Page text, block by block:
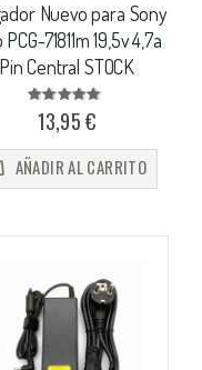
Nuevo para Sony
71811m 19,5v 4,7a
Pin Central STOCK
Valoración:
95%
13,95 €
AÑADIR AL CARRITO